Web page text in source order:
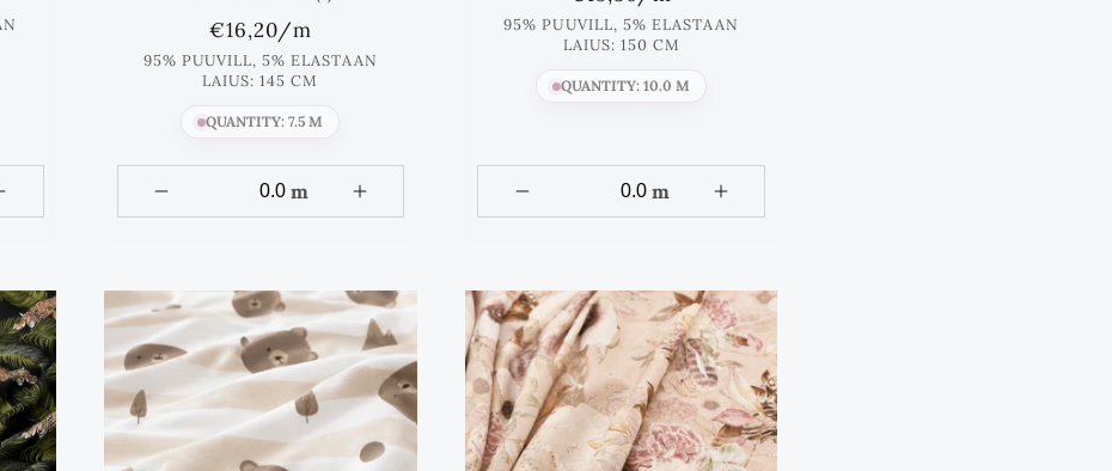
Standards
hind
€16,20/m
95% PUUVILL, 5% ELASTAAN
LAIUS: 145 CM
QUANTITY: 7.5 M
m
hind
95% PUUVILL, 5% ELASTAAN
LAIUS: 150 CM
QUANTITY: 10.0 M
m